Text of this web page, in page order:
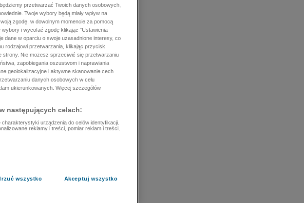
przetwarzać Twoich danych osobowych,
Twoje wybory będą miały wpływ na
zgodę, w dowolnym momencie za pomocą
i wycofać zgodę klikając "Ustawienia
dane w oparciu o swoje uzasadnione interesy, co
rodzajowi przetwarzania, klikając przycisk
strony. Nie możesz sprzeciwić się przetwarzaniu
zapobiegania oszustwom i naprawiania
geolokalizacyjne i aktywne skanowanie cech
danych osobowych w celu
ukierunkowanych. Więcej szczegółów
następujących celach:
urządzenia do celów identyfikacji.
reklamy i treści, pomiar reklam i treści,
wszystko Akceptuj wszystko